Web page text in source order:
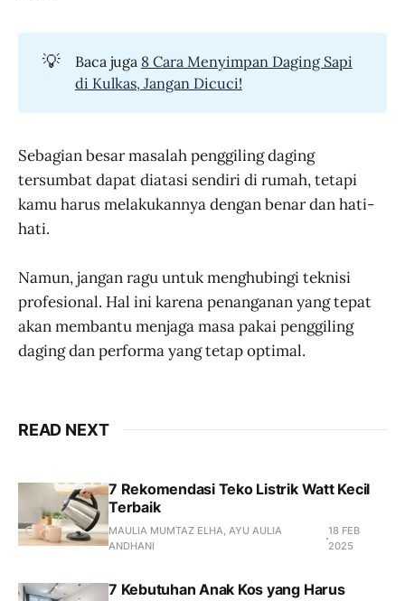
💡 Baca juga 8 Cara Menyimpan Daging Sapi
di Kulkas, Jangan Dicuci!
Sebagian besar masalah penggiling daging
tersumbat dapat diatasi sendiri di rumah, tetapi
kamu harus melakukannya dengan benar dan hati-
hati.
Namun, jangan ragu untuk menghubingi teknisi
profesional. Hal ini karena penanganan yang tepat
akan membantu menjaga masa pakai penggiling
daging dan performa yang tetap optimal.
READ NEXT
7 Rekomendasi Teko Listrik Watt Kecil
Terbaik
MAULIA MUMTAZ ELHA, AYU AULIA
ANDHANI
18 FEB
2025
7 Kebutuhan Anak Kos yang Harus